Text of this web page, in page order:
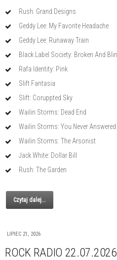
Rush: Grand Designs
Geddy Lee: My Favorite Headache
Geddy Lee: Runaway Train
Black Label Society: Broken And
Rafa Identity: Pink
Slift Fantasia
Slift: Coruppted Sky
Wailin Storms: Dead End
Wailin Storms: You Never Answered
Wailin Storms: The Arsonist
Jack White: Dollar Bill
Rush: The Garden
Czytaj dalej...
LIPIEC 21, 2026
ROCK RADIO